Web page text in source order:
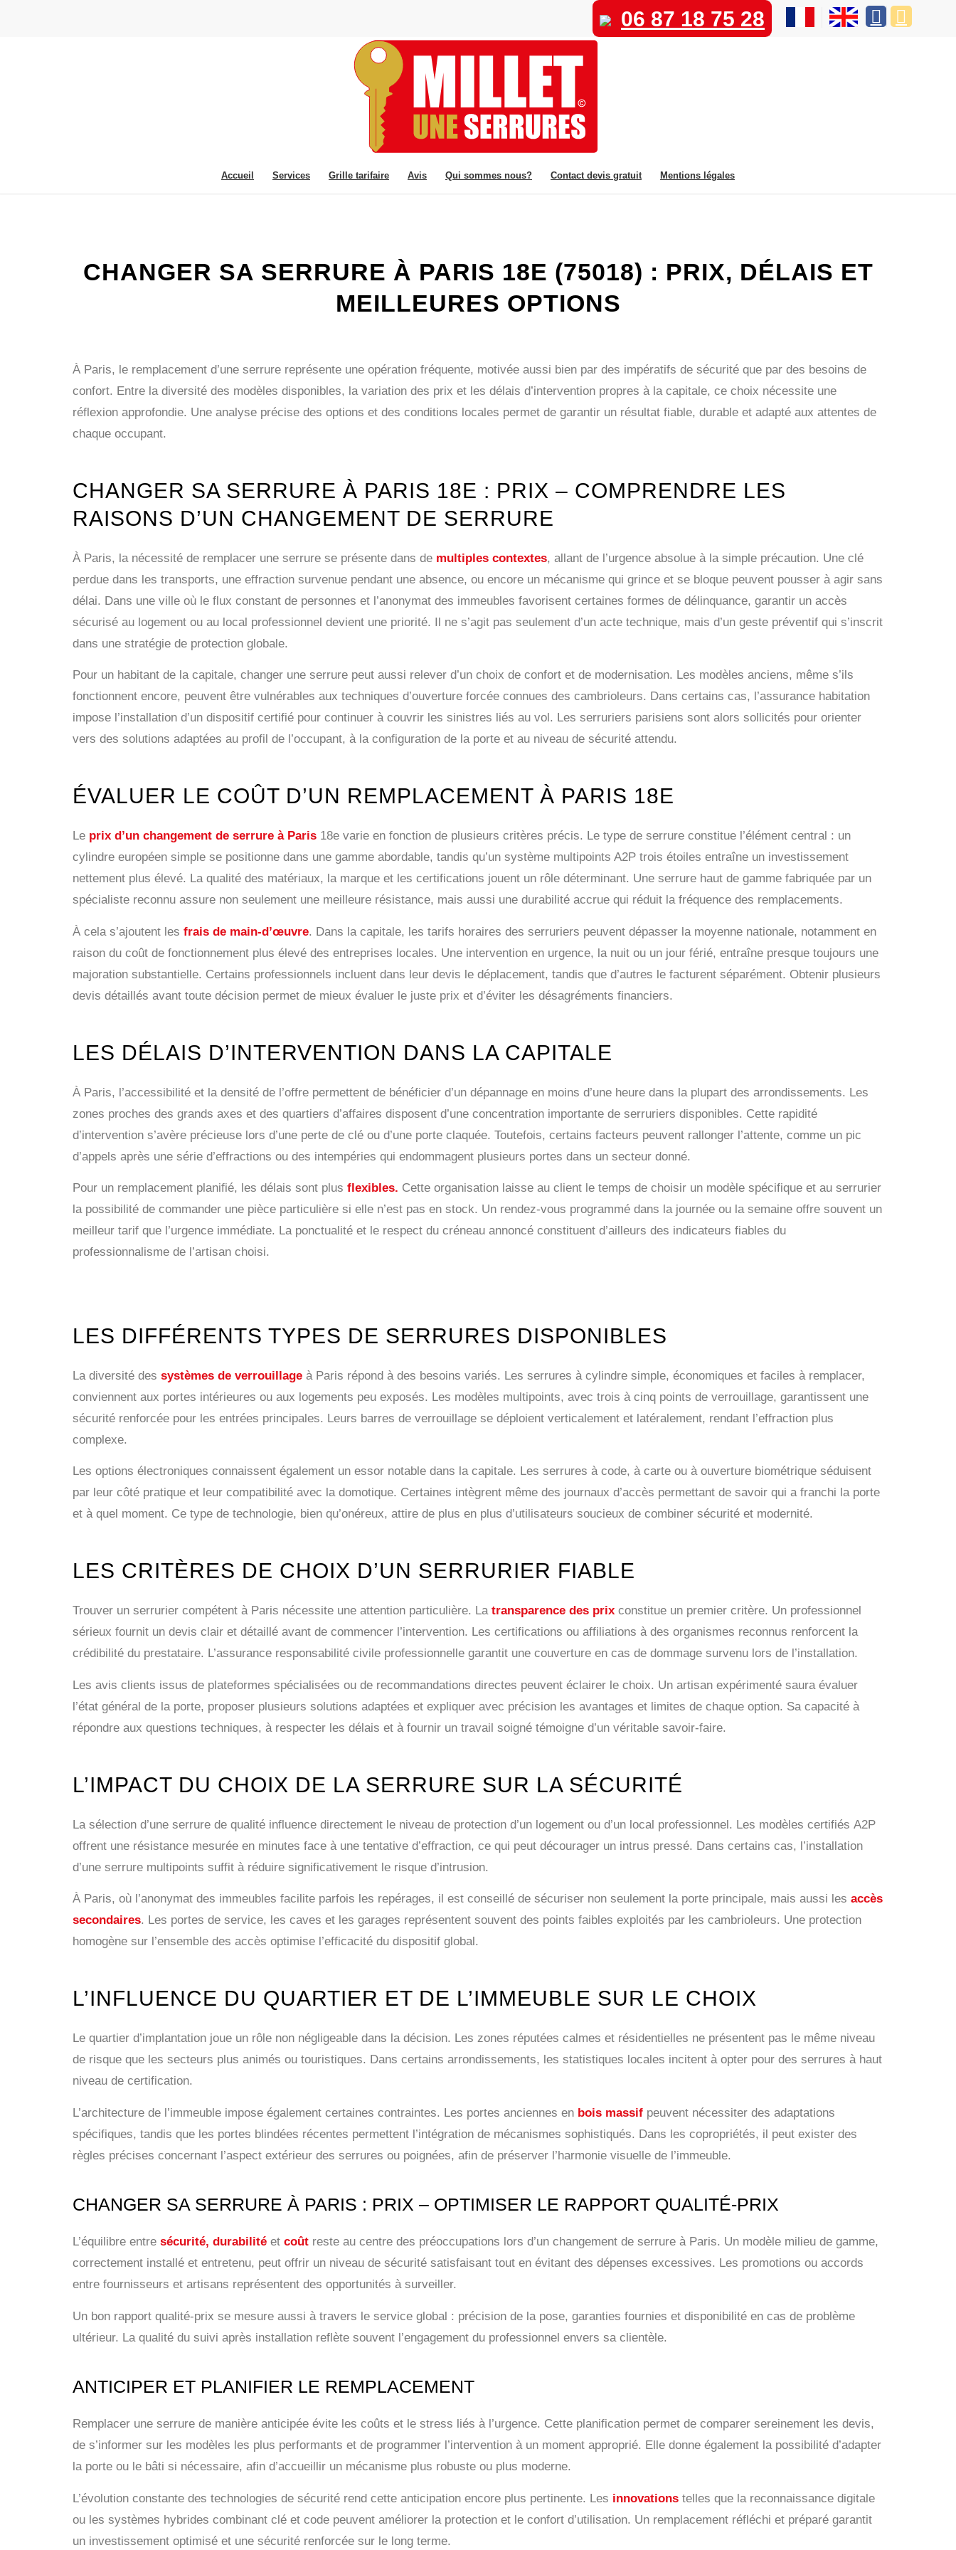
06 87 18 75 28
Accueil Services Grille tarifaire Avis Qui sommes nous? Contact devis gratuit Mentions légales
CHANGER SA SERRURE À PARIS 18E (75018) : PRIX, DÉLAIS ET
MEILLEURES OPTIONS
À Paris, le remplacement d’une serrure représente une opération fréquente, motivée aussi bien par des impératifs de sécurité que par des besoins de
confort. Entre la diversité des modèles disponibles, la variation des prix et les délais d’intervention propres à la capitale, ce choix nécessite une
réflexion approfondie. Une analyse précise des options et des conditions locales permet de garantir un résultat fiable, durable et adapté aux attentes de
chaque occupant.
CHANGER SA SERRURE À PARIS 18E : PRIX – COMPRENDRE LES
RAISONS D’UN CHANGEMENT DE SERRURE
À Paris, la nécessité de remplacer une serrure se présente dans de multiples contextes, allant de l’urgence absolue à la simple précaution. Une clé
perdue dans les transports, une effraction survenue pendant une absence, ou encore un mécanisme qui grince et se bloque peuvent pousser à agir sans
délai. Dans une ville où le flux constant de personnes et l’anonymat des immeubles favorisent certaines formes de délinquance, garantir un accès
sécurisé au logement ou au local professionnel devient une priorité. Il ne s’agit pas seulement d’un acte technique, mais d’un geste préventif qui s’inscrit
dans une stratégie de protection globale.
Pour un habitant de la capitale, changer une serrure peut aussi relever d’un choix de confort et de modernisation. Les modèles anciens, même s’ils
fonctionnent encore, peuvent être vulnérables aux techniques d’ouverture forcée connues des cambrioleurs. Dans certains cas, l’assurance habitation
impose l’installation d’un dispositif certifié pour continuer à couvrir les sinistres liés au vol. Les serruriers parisiens sont alors sollicités pour orienter
vers des solutions adaptées au profil de l’occupant, à la configuration de la porte et au niveau de sécurité attendu.
ÉVALUER LE COÛT D’UN REMPLACEMENT À PARIS 18E
Le prix d’un changement de serrure à Paris 18e varie en fonction de plusieurs critères précis. Le type de serrure constitue l’élément central : un
cylindre européen simple se positionne dans une gamme abordable, tandis qu’un système multipoints A2P trois étoiles entraîne un investissement
nettement plus élevé. La qualité des matériaux, la marque et les certifications jouent un rôle déterminant. Une serrure haut de gamme fabriquée par un
spécialiste reconnu assure non seulement une meilleure résistance, mais aussi une durabilité accrue qui réduit la fréquence des remplacements.
À cela s’ajoutent les frais de main-d’œuvre. Dans la capitale, les tarifs horaires des serruriers peuvent dépasser la moyenne nationale, notamment en
raison du coût de fonctionnement plus élevé des entreprises locales. Une intervention en urgence, la nuit ou un jour férié, entraîne presque toujours une
majoration substantielle. Certains professionnels incluent dans leur devis le déplacement, tandis que d’autres le facturent séparément. Obtenir plusieurs
devis détaillés avant toute décision permet de mieux évaluer le juste prix et d’éviter les désagréments financiers.
LES DÉLAIS D’INTERVENTION DANS LA CAPITALE
À Paris, l’accessibilité et la densité de l’offre permettent de bénéficier d’un dépannage en moins d’une heure dans la plupart des arrondissements. Les
zones proches des grands axes et des quartiers d’affaires disposent d’une concentration importante de serruriers disponibles. Cette rapidité
d’intervention s’avère précieuse lors d’une perte de clé ou d’une porte claquée. Toutefois, certains facteurs peuvent rallonger l’attente, comme un pic
d’appels après une série d’effractions ou des intempéries qui endommagent plusieurs portes dans un secteur donné.
Pour un remplacement planifié, les délais sont plus flexibles. Cette organisation laisse au client le temps de choisir un modèle spécifique et au serrurier
la possibilité de commander une pièce particulière si elle n’est pas en stock. Un rendez-vous programmé dans la journée ou la semaine offre souvent un
meilleur tarif que l’urgence immédiate. La ponctualité et le respect du créneau annoncé constituent d’ailleurs des indicateurs fiables du
professionnalisme de l’artisan choisi.
LES DIFFÉRENTS TYPES DE SERRURES DISPONIBLES
La diversité des systèmes de verrouillage à Paris répond à des besoins variés. Les serrures à cylindre simple, économiques et faciles à remplacer,
conviennent aux portes intérieures ou aux logements peu exposés. Les modèles multipoints, avec trois à cinq points de verrouillage, garantissent une
sécurité renforcée pour les entrées principales. Leurs barres de verrouillage se déploient verticalement et latéralement, rendant l’effraction plus
complexe.
Les options électroniques connaissent également un essor notable dans la capitale. Les serrures à code, à carte ou à ouverture biométrique séduisent
par leur côté pratique et leur compatibilité avec la domotique. Certaines intègrent même des journaux d’accès permettant de savoir qui a franchi la porte
et à quel moment. Ce type de technologie, bien qu’onéreux, attire de plus en plus d’utilisateurs soucieux de combiner sécurité et modernité.
LES CRITÈRES DE CHOIX D’UN SERRURIER FIABLE
Trouver un serrurier compétent à Paris nécessite une attention particulière. La transparence des prix constitue un premier critère. Un professionnel
sérieux fournit un devis clair et détaillé avant de commencer l’intervention. Les certifications ou affiliations à des organismes reconnus renforcent la
crédibilité du prestataire. L’assurance responsabilité civile professionnelle garantit une couverture en cas de dommage survenu lors de l’installation.
Les avis clients issus de plateformes spécialisées ou de recommandations directes peuvent éclairer le choix. Un artisan expérimenté saura évaluer
l’état général de la porte, proposer plusieurs solutions adaptées et expliquer avec précision les avantages et limites de chaque option. Sa capacité à
répondre aux questions techniques, à respecter les délais et à fournir un travail soigné témoigne d’un véritable savoir-faire.
L’IMPACT DU CHOIX DE LA SERRURE SUR LA SÉCURITÉ
La sélection d’une serrure de qualité influence directement le niveau de protection d’un logement ou d’un local professionnel. Les modèles certifiés A2P
offrent une résistance mesurée en minutes face à une tentative d’effraction, ce qui peut décourager un intrus pressé. Dans certains cas, l’installation
d’une serrure multipoints suffit à réduire significativement le risque d’intrusion.
À Paris, où l’anonymat des immeubles facilite parfois les repérages, il est conseillé de sécuriser non seulement la porte principale, mais aussi les accès
secondaires. Les portes de service, les caves et les garages représentent souvent des points faibles exploités par les cambrioleurs. Une protection
homogène sur l’ensemble des accès optimise l’efficacité du dispositif global.
L’INFLUENCE DU QUARTIER ET DE L’IMMEUBLE SUR LE CHOIX
Le quartier d’implantation joue un rôle non négligeable dans la décision. Les zones réputées calmes et résidentielles ne présentent pas le même niveau
de risque que les secteurs plus animés ou touristiques. Dans certains arrondissements, les statistiques locales incitent à opter pour des serrures à haut
niveau de certification.
L’architecture de l’immeuble impose également certaines contraintes. Les portes anciennes en bois massif peuvent nécessiter des adaptations
spécifiques, tandis que les portes blindées récentes permettent l’intégration de mécanismes sophistiqués. Dans les copropriétés, il peut exister des
règles précises concernant l’aspect extérieur des serrures ou poignées, afin de préserver l’harmonie visuelle de l’immeuble.
CHANGER SA SERRURE À PARIS : PRIX – OPTIMISER LE RAPPORT QUALITÉ-PRIX
L’équilibre entre sécurité, durabilité et coût reste au centre des préoccupations lors d’un changement de serrure à Paris. Un modèle milieu de gamme,
correctement installé et entretenu, peut offrir un niveau de sécurité satisfaisant tout en évitant des dépenses excessives. Les promotions ou accords
entre fournisseurs et artisans représentent des opportunités à surveiller.
Un bon rapport qualité-prix se mesure aussi à travers le service global : précision de la pose, garanties fournies et disponibilité en cas de problème
ultérieur. La qualité du suivi après installation reflète souvent l’engagement du professionnel envers sa clientèle.
ANTICIPER ET PLANIFIER LE REMPLACEMENT
Remplacer une serrure de manière anticipée évite les coûts et le stress liés à l’urgence. Cette planification permet de comparer sereinement les devis,
de s’informer sur les modèles les plus performants et de programmer l’intervention à un moment approprié. Elle donne également la possibilité d’adapter
la porte ou le bâti si nécessaire, afin d’accueillir un mécanisme plus robuste ou plus moderne.
L’évolution constante des technologies de sécurité rend cette anticipation encore plus pertinente. Les innovations telles que la reconnaissance digitale
ou les systèmes hybrides combinant clé et code peuvent améliorer la protection et le confort d’utilisation. Un remplacement réfléchi et préparé garantit
un investissement optimisé et une sécurité renforcée sur le long terme.